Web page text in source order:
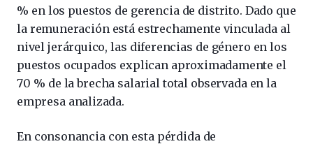
% en los puestos de gerencia de distrito. Dado que
la remuneración está estrechamente vinculada al
nivel jerárquico, las diferencias de género en los
puestos ocupados explican aproximadamente el
70 % de la brecha salarial total observada en la
empresa analizada.
En consonancia con esta pérdida de